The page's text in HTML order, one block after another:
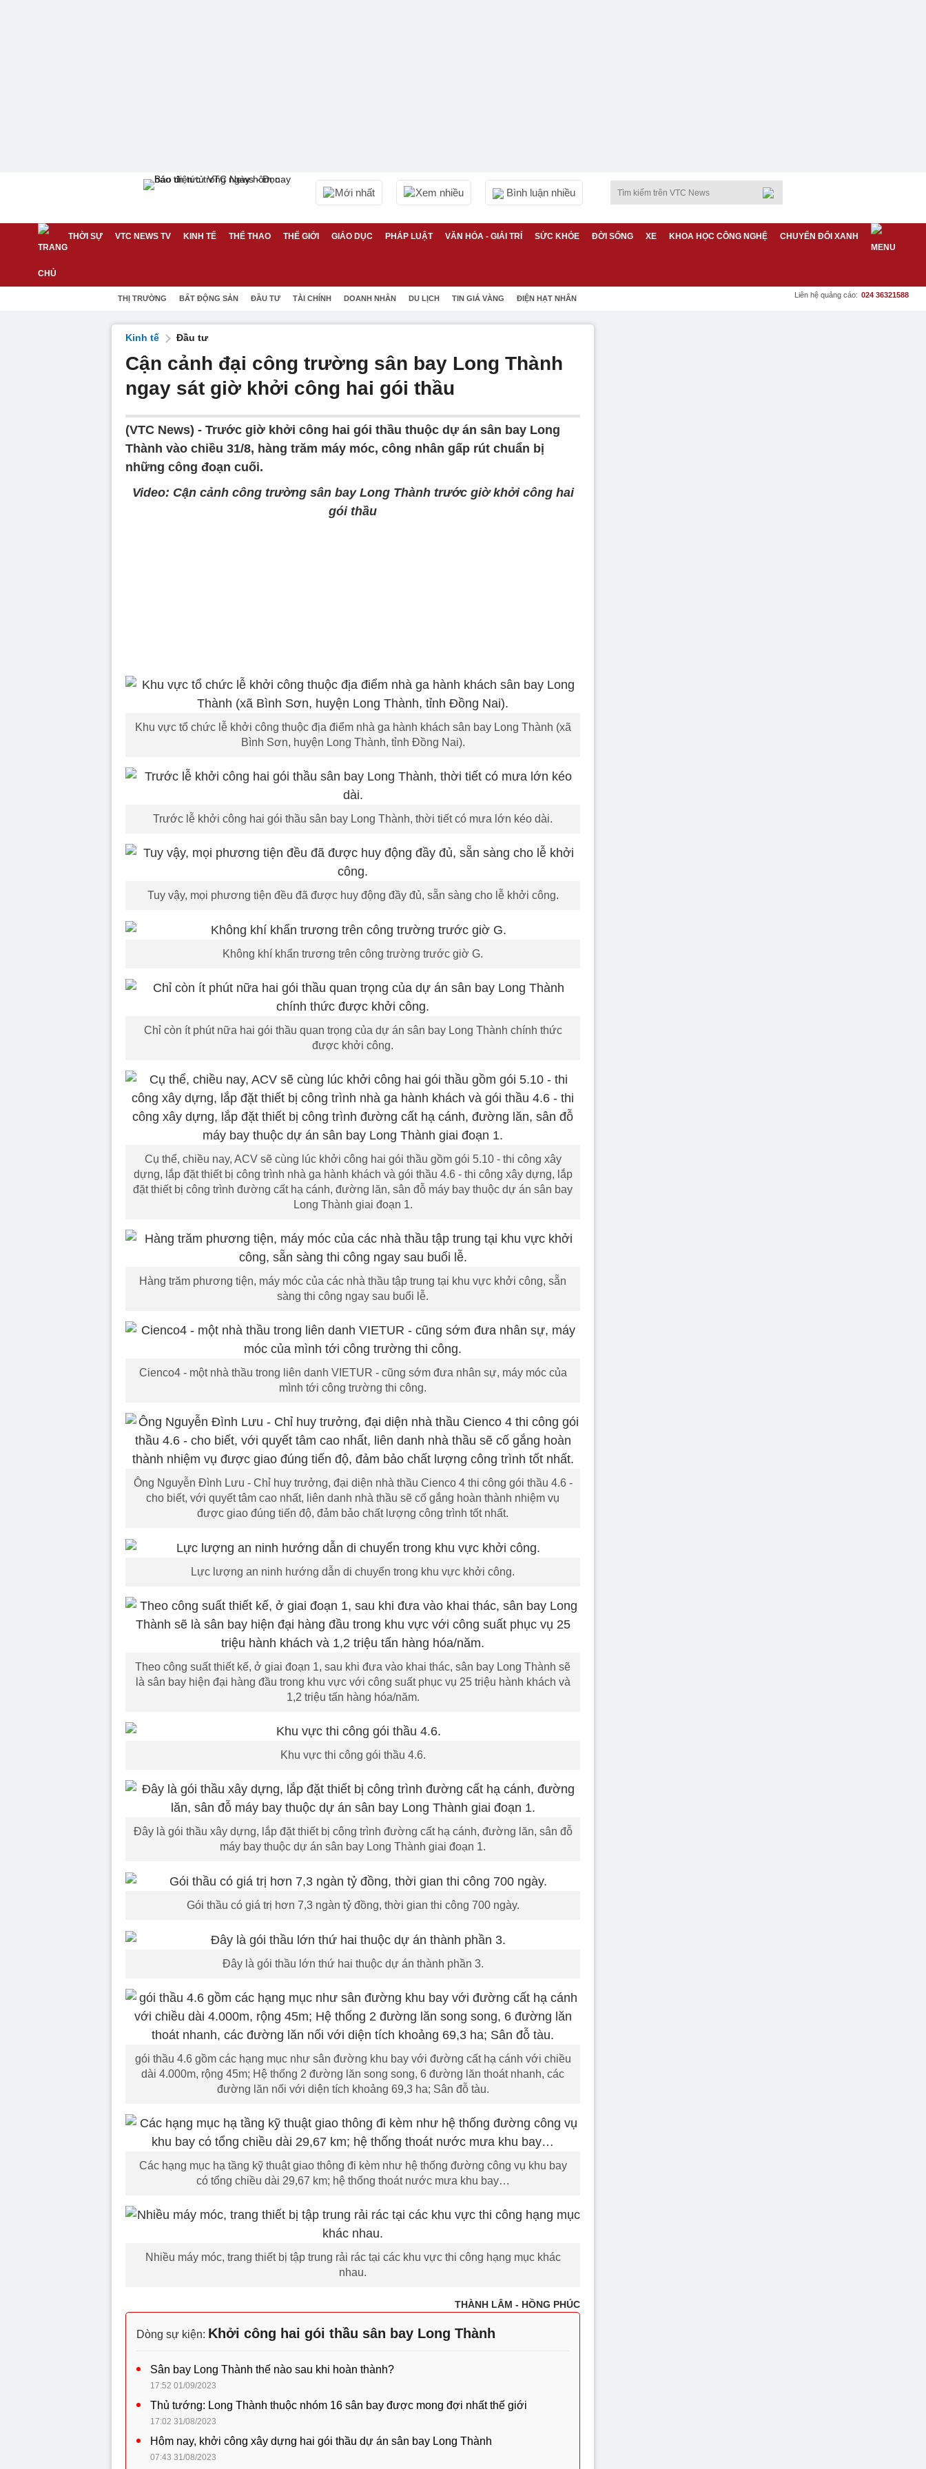
Mới nhất Xem nhiều Bình luận nhiều
THỜI SỰ VTC NEWS TV KINH TẾ THỂ THAO THẾ GIỚI GIÁO DỤC PHÁP LUẬT VĂN HÓA - GIẢI TRÍ SỨC KHỎE ĐỜI SỐNG XE KHOA HỌC CÔNG NGHỆ CHUYỂN ĐỔI XANH
THỊ TRƯỜNG BẤT ĐỘNG SẢN ĐẦU TƯ TÀI CHÍNH DOANH NHÂN DU LỊCH TIN GIÁ VÀNG ĐIỆN HẠT NHÂN Liên hệ quảng cáo: 024 36321588
Kinh tế Đầu tư
Cận cảnh đại công trường sân bay Long Thành
ngay sát giờ khởi công hai gói thầu
(VTC News) - Trước giờ khởi công hai gói thầu thuộc dự án sân bay Long
Thành vào chiều 31/8, hàng trăm máy móc, công nhân gấp rút chuẩn bị
những công đoạn cuối.
Video: Cận cảnh công trường sân bay Long Thành trước giờ khởi công hai
gói thầu
Khu vực tổ chức lễ khởi công thuộc địa điểm nhà ga hành khách sân bay Long Thành (xã
Bình Sơn, huyện Long Thành, tỉnh Đồng Nai).
Trước lễ khởi công hai gói thầu sân bay Long Thành, thời tiết có mưa lớn kéo dài.
Tuy vậy, mọi phương tiện đều đã được huy động đầy đủ, sẵn sàng cho lễ khởi công.
Không khí khẩn trương trên công trường trước giờ G.
Chỉ còn ít phút nữa hai gói thầu quan trọng của dự án sân bay Long Thành chính thức
được khởi công.
Cụ thể, chiều nay, ACV sẽ cùng lúc khởi công hai gói thầu gồm gói 5.10 - thi công xây
dựng, lắp đặt thiết bị công trình nhà ga hành khách và gói thầu 4.6 - thi công xây dựng, lắp
đặt thiết bị công trình đường cất hạ cánh, đường lăn, sân đỗ máy bay thuộc dự án sân bay
Long Thành giai đoạn 1.
Hàng trăm phương tiện, máy móc của các nhà thầu tập trung tại khu vực khởi công, sẵn
sàng thi công ngay sau buổi lễ.
Cienco4 - một nhà thầu trong liên danh VIETUR - cũng sớm đưa nhân sự, máy móc của
mình tới công trường thi công.
Ông Nguyễn Đình Lưu - Chỉ huy trưởng, đại diện nhà thầu Cienco 4 thi công gói thầu 4.6 -
cho biết, với quyết tâm cao nhất, liên danh nhà thầu sẽ cố gắng hoàn thành nhiệm vụ
được giao đúng tiến độ, đảm bảo chất lượng công trình tốt nhất.
Lực lượng an ninh hướng dẫn di chuyển trong khu vực khởi công.
Theo công suất thiết kế, ở giai đoạn 1, sau khi đưa vào khai thác, sân bay Long Thành sẽ
là sân bay hiện đại hàng đầu trong khu vực với công suất phục vụ 25 triệu hành khách và
1,2 triệu tấn hàng hóa/năm.
Khu vực thi công gói thầu 4.6.
Đây là gói thầu xây dựng, lắp đặt thiết bị công trình đường cất hạ cánh, đường lăn, sân đỗ
máy bay thuộc dự án sân bay Long Thành giai đoạn 1.
Gói thầu có giá trị hơn 7,3 ngàn tỷ đồng, thời gian thi công 700 ngày.
Đây là gói thầu lớn thứ hai thuộc dự án thành phần 3.
gói thầu 4.6 gồm các hạng mục như sân đường khu bay với đường cất hạ cánh với chiều
dài 4.000m, rộng 45m; Hệ thống 2 đường lăn song song, 6 đường lăn thoát nhanh, các
đường lăn nối với diện tích khoảng 69,3 ha; Sân đỗ tàu.
Các hạng mục hạ tầng kỹ thuật giao thông đi kèm như hệ thống đường công vụ khu bay
có tổng chiều dài 29,67 km; hệ thống thoát nước mưa khu bay…
Nhiều máy móc, trang thiết bị tập trung rải rác tại các khu vực thi công hạng mục khác
nhau.
THÀNH LÂM - HỒNG PHÚC
Dòng sự kiện: Khởi công hai gói thầu sân bay Long Thành
Sân bay Long Thành thế nào sau khi hoàn thành?
17:52 01/09/2023
Thủ tướng: Long Thành thuộc nhóm 16 sân bay được mong đợi nhất thế giới
17:02 31/08/2023
Hôm nay, khởi công xây dựng hai gói thầu dự án sân bay Long Thành
07:43 31/08/2023